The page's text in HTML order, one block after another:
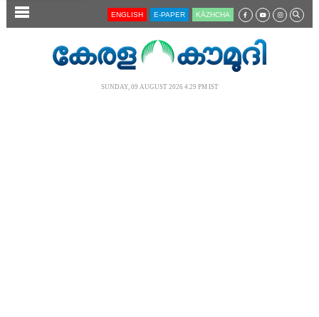
SECTIONS ENGLISH E-PAPER KĀZHCHA
SUNDAY, 09 AUGUST 2026 4.29 PM IST